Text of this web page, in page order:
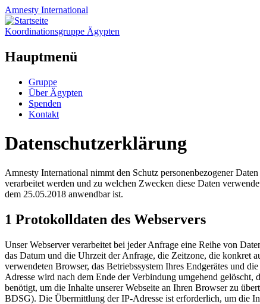
Amnesty International
Koordinationsgruppe Ägypten
Hauptmenü
Zum
Inhalt
springen
Gruppe
Über Ägypten
Spenden
Kontakt
Datenschutzerklärung
Amnesty International nimmt den Schutz personenbezogener
verarbeitet werden und zu welchen Zwecken diese Daten
dem 25.05.2018 anwendbar ist.
1 Protokolldaten des Webservers
Unser Webserver verarbeitet bei jeder Anfrage eine Reihe von
das Datum und die Uhrzeit der Anfrage, die Zeitzone, die konkret
verwendeten Browser, das Betriebssystem Ihres Endgerätes und
Adresse wird nach dem Ende der Verbindung umgehend
benötigt, um die Inhalte unserer Webseite an Ihren Browser zu
BDSG). Die Übermittlung der IP-Adresse ist erforderlich, um die